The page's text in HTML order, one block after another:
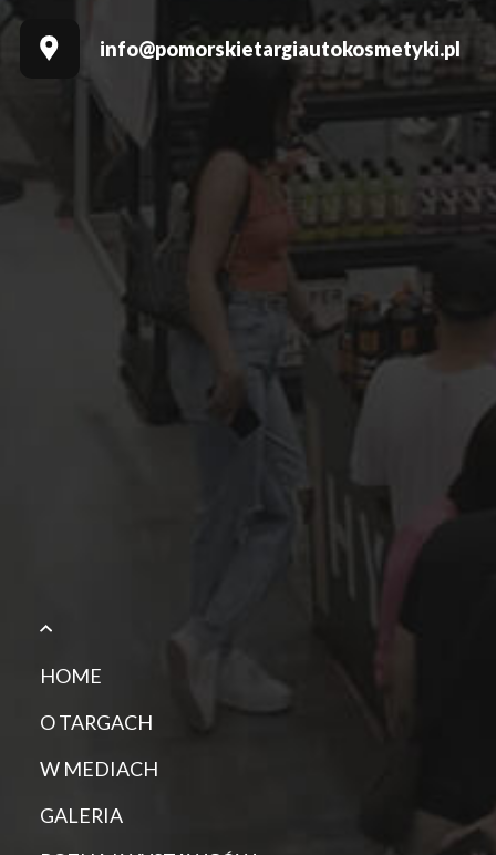
info@pomorskietargiautokosmetyki.pl
HOME
O TARGACH
W MEDIACH
GALERIA